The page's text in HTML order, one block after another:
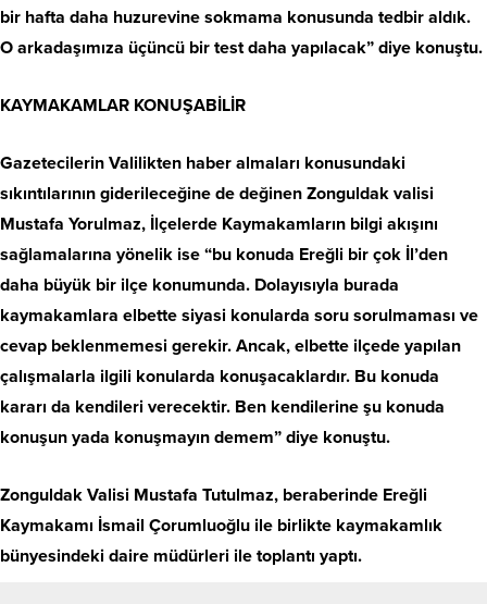
bir hafta daha huzurevine sokmama konusunda tedbir aldık.
O arkadaşımıza üçüncü bir test daha yapılacak” diye konuştu.
KAYMAKAMLAR KONUŞABİLİR
Gazetecilerin Valilikten haber almaları konusundaki
sıkıntılarının giderileceğine de değinen Zonguldak valisi
Mustafa Yorulmaz, İlçelerde Kaymakamların bilgi akışını
sağlamalarına yönelik ise “bu konuda Ereğli bir çok İl’den
daha büyük bir ilçe konumunda. Dolayısıyla burada
kaymakamlara elbette siyasi konularda soru sorulmaması ve
cevap beklenmemesi gerekir. Ancak, elbette ilçede yapılan
çalışmalarla ilgili konularda konuşacaklardır. Bu konuda
kararı da kendileri verecektir. Ben kendilerine şu konuda
konuşun yada konuşmayın demem” diye konuştu.
Zonguldak Valisi Mustafa Tutulmaz, beraberinde Ereğli
Kaymakamı İsmail Çorumluoğlu ile birlikte kaymakamlık
bünyesindeki daire müdürleri ile toplantı yaptı.